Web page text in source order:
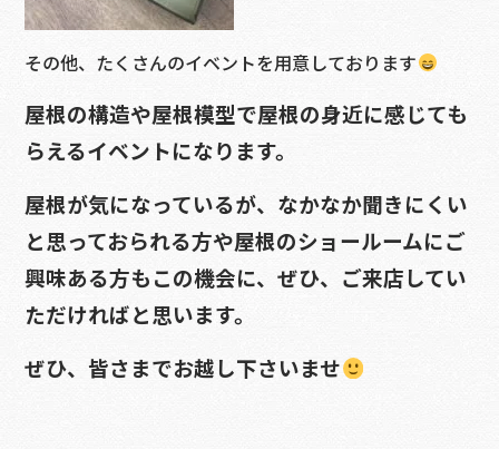
その他、たくさんのイベントを用意しております
屋根の構造や屋根模型で屋根の身近に感じても
らえるイベントになります。
屋根が気になっているが、なかなか聞きにくい
と思っておられる方や屋根のショールームにご
興味ある方もこの機会に、ぜひ、ご来店してい
ただければと思います。
ぜひ、皆さまでお越し下さいませ